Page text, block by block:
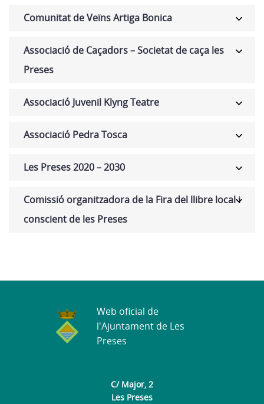
Comunitat de Veïns Artiga Bonica
Associació de Caçadors – Societat de caça les
Preses
Associació Juvenil Klyng Teatre
Associació Pedra Tosca
Les Preses 2020 – 2030
Comissió organitzadora de la Fira del llibre local i
conscient de les Preses
C/ Major, 2
Les Preses
Web oficial de
l'Ajuntament de Les
Preses